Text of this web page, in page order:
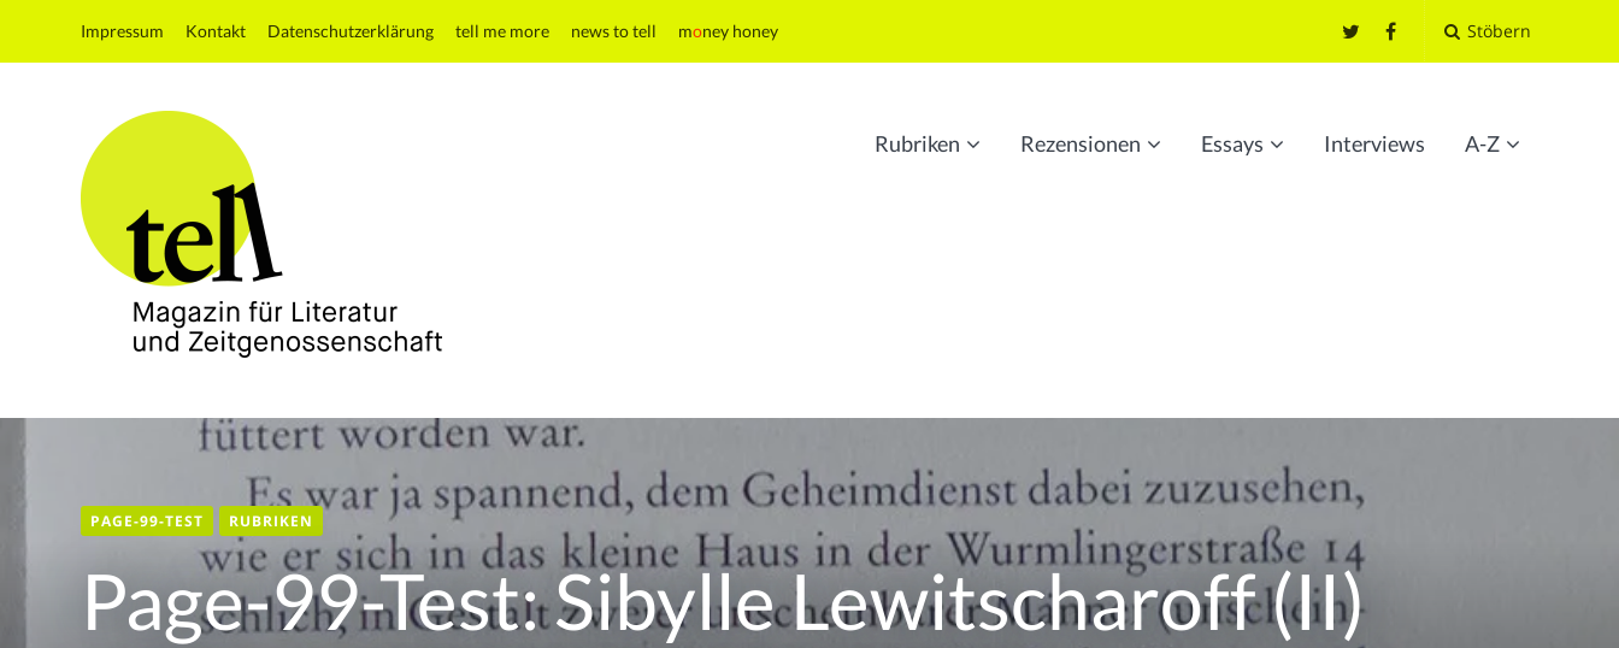
Impressum Kontakt Datenschutzerklärung tell me more news to tell money honey Stöbern
und
Zeitgenossenschaft
Rubriken Rezensionen Essays Interviews A-Z
PAGE-99-TEST RUBRIKEN
Page-99-Test: Sibylle Lewitscharoff (II)